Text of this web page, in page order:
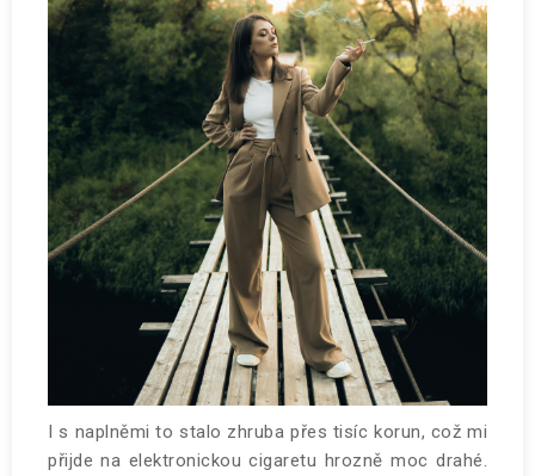
I s naplněmi to stalo zhruba přes tisíc korun, což mi
přijde na elektronickou cigaretu hrozně moc drahé.